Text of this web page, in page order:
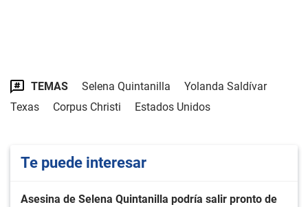
TEMAS Selena Quintanilla
Yolanda Saldívar
Texas
Corpus Christi Estados Unidos
Te puede interesar
Asesina de Selena Quintanilla podría salir pronto de